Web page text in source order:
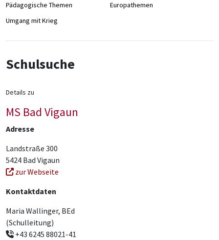
Pädagogische Themen
Europathemen
Umgang mit Krieg
Schulsuche
Details zu
MS Bad Vigaun
Adresse
Landstraße 300
5424 Bad Vigaun
zur Webseite
Kontaktdaten
Maria Wallinger, BEd
(Schulleitung)
+43 6245 88021-41